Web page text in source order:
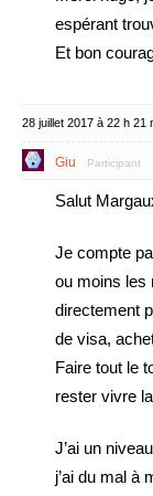
espérant
Et bon
28 juillet 2017 à 22 h 21
Giu Participant
Salut
Je compte
ou moins les
directement
de visa,
Faire tout le
rester vivre
J’ai un
j’ai du mal à